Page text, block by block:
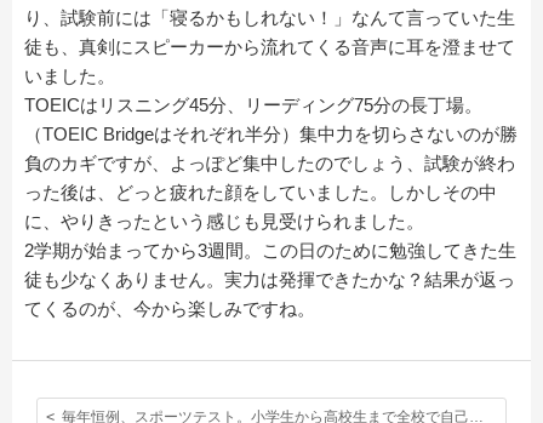
り、試験前には「寝るかもしれない！」なんて言っていた生
徒も、真剣にスピーカーから流れてくる音声に耳を澄ませて
いました。
TOEICはリスニング45分、リーディング75分の長丁場。
（TOEIC Bridgeはそれぞれ半分）集中力を切らさないのが勝
負のカギですが、よっぽど集中したのでしょう、試験が終わ
った後は、どっと疲れた顔をしていました。しかしその中
に、やりきったという感じも見受けられました。
2学期が始まってから3週間。この日のために勉強してきた生
徒も少なくありません。実力は発揮できたかな？結果が返っ
てくるのが、今から楽しみですね。